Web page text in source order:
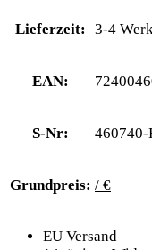
Lieferzeit: 3-4
EAN:
S-Nr: 460740-
Grundpreis: / €
EU Versand